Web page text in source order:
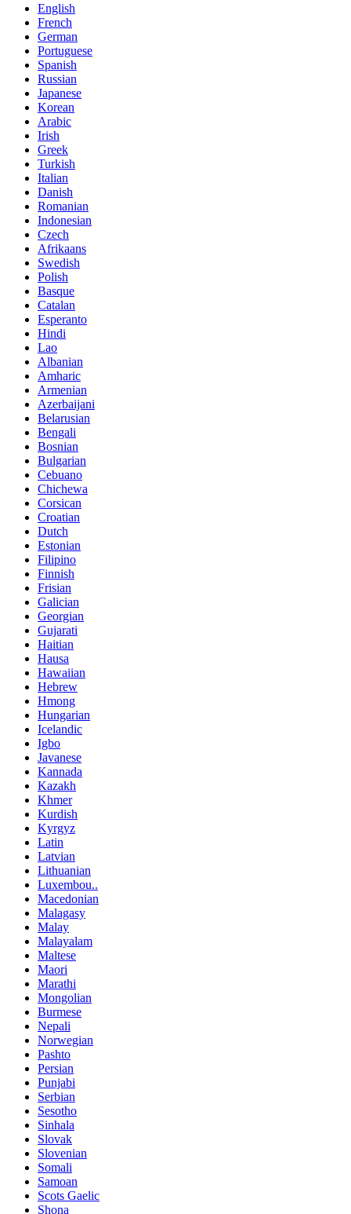
English
French
German
Portuguese
Spanish
Russian
Japanese
Korean
Arabic
Irish
Greek
Turkish
Italian
Danish
Romanian
Indonesian
Czech
Afrikaans
Swedish
Polish
Basque
Catalan
Esperanto
Hindi
Lao
Albanian
Amharic
Armenian
Azerbaijani
Belarusian
Bengali
Bosnian
Bulgarian
Cebuano
Chichewa
Corsican
Croatian
Dutch
Estonian
Filipino
Finnish
Frisian
Galician
Georgian
Gujarati
Haitian
Hausa
Hawaiian
Hebrew
Hmong
Hungarian
Icelandic
Igbo
Javanese
Kannada
Kazakh
Khmer
Kurdish
Kyrgyz
Latin
Latvian
Lithuanian
Luxembou..
Macedonian
Malagasy
Malay
Malayalam
Maltese
Maori
Marathi
Mongolian
Burmese
Nepali
Norwegian
Pashto
Persian
Punjabi
Serbian
Sesotho
Sinhala
Slovak
Slovenian
Somali
Samoan
Scots Gaelic
Shona